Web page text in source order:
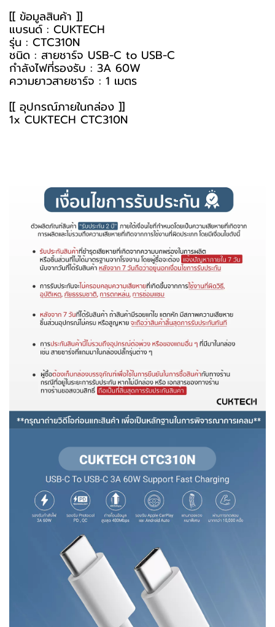
[[ ข้อมูลสินค้า ]]
แบรนด์ : CUKTECH
รุ่น : CTC310N
ชนิด : สายชาร์จ USB-C to USB-C
กำลังไฟที่รองรับ : 3A 60W
ความยาวสายชาร์จ : 1 เมตร
[[ อุปกรณ์ภายในกล่อง ]]
1x CUKTECH CTC310N